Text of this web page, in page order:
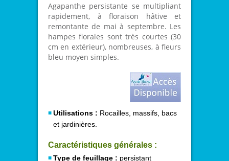
Agapanthe persistante se multipliant
rapidement, à floraison hâtive et
remontante de mai à septembre. Les
hampes florales sont très courtes (30
cm en extérieur), nombreuses, à fleurs
bleu moyen simples.
Utilisations : Rocailles, massifs, bacs
et jardinières.
Caractéristiques générales :
Type de feuillage : persistant